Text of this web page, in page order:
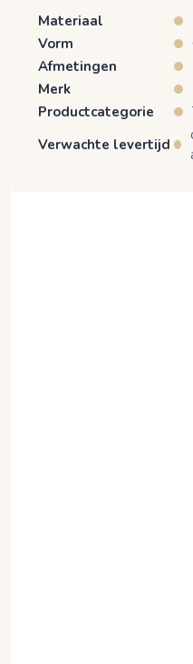
Materiaal
Vorm
Afmetingen
Merk
Productcategorie
Verwachte levertijd